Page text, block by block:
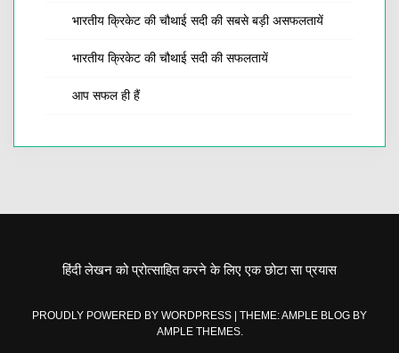
भारतीय क्रिकेट की चौथाई सदी की सबसे बड़ी असफलतायें
भारतीय क्रिकेट की चौथाई सदी की सफलतायें
आप सफल ही हैं
हिंदी लेखन को प्रोत्साहित करने के लिए एक छोटा सा प्रयास
PROUDLY POWERED BY WORDPRESS
THEME: AMPLE BLOG BY
AMPLE THEMES.